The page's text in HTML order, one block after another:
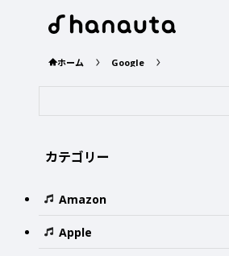
ホーム Google
カテゴリー
Amazon
Apple